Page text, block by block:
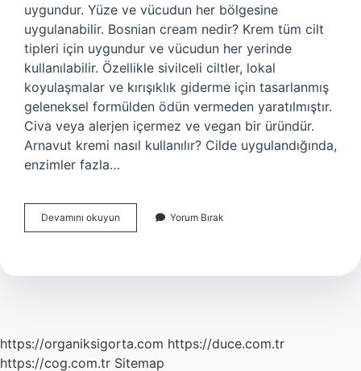
uygundur. Yüze ve vücudun her bölgesine
uygulanabilir. Bosnian cream nedir? Krem tüm cilt
tipleri için uygundur ve vücudun her yerinde
kullanılabilir. Özellikle sivilceli ciltler, lokal
koyulaşmalar ve kırışıklık giderme için tasarlanmış
geleneksel formülden ödün vermeden yaratılmıştır.
Civa veya alerjen içermez ve vegan bir üründür.
Arnavut kremi nasıl kullanılır? Cilde uygulandığında,
enzimler fazla…
Devamını okuyun
Bosnian
Kullanilir
Yorum Bırak
https://organiksigorta.com https://duce.com.tr
https://cog.com.tr Sitemap